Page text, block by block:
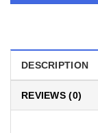
DESCRIPTION
REVIEWS (0)